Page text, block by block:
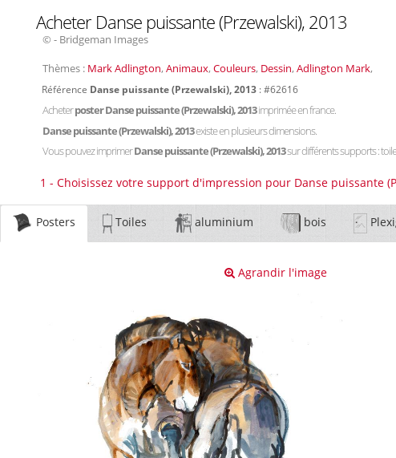
Acheter Danse puissante (Przewalski), 2013
© - Bridgeman Images
Thèmes : Mark Adlington, Animaux, Couleurs, Dessin, Adlington Mark,
Référence Danse puissante (Przewalski), 2013 : #62616
Acheterposter Danse puissante (Przewalski), 2013imprimée en france.
Danse puissante (Przewalski), 2013existe en plusieurs dimensions.
Vous pouvez imprimerDanse puissante (Przewalski), 2013sur différents supports :
1 - Choisissez votre support d'impression pour Danse puissante
Posters Toiles aluminium bois
Agrandir l'image